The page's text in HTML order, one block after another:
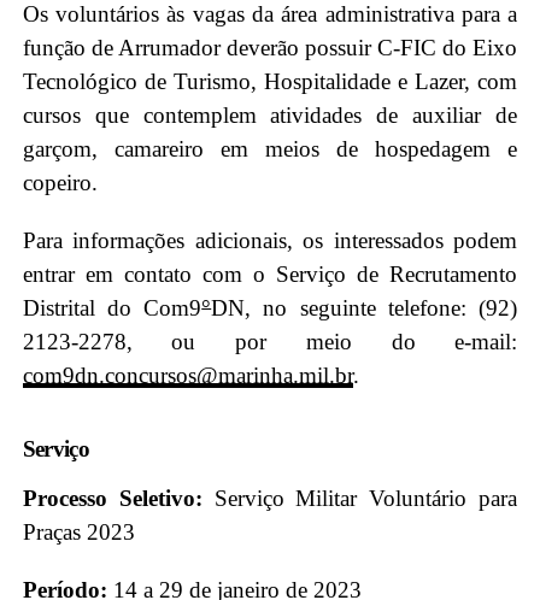
Os voluntários às vagas da área administrativa para a
função de Arrumador deverão possuir C-FIC do Eixo
Tecnológico de Turismo, Hospitalidade e Lazer, com
cursos que contemplem atividades de auxiliar de
garçom, camareiro em meios de hospedagem e
copeiro.
Para informações adicionais, os interessados podem
entrar em contato com o Serviço de Recrutamento
Distrital do Com9°DN, no seguinte telefone: (92)
2123-2278, ou por meio do e-mail:
com9dn.concursos@marinha.mil.br.
Serviço
Processo Seletivo: Serviço Militar Voluntário para
Praças 2023
Período: 14 a 29 de janeiro de 2023